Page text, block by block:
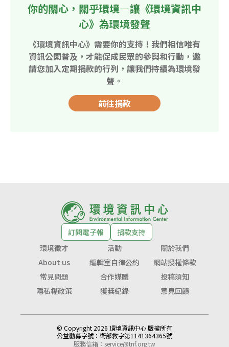
你的關心，關乎環境—讓《環境資訊中
心》為環境發聲
《環境資訊中心》需要你的支持！我們相信唯有
資訊公開普及，才能促成民眾的參與和行動，邀
請您加入定期捐款的行列，讓我們持續為環境發
聲。
前往捐款
訂閱電子報
捐款支持
環境徵才
活動
關於我們
About us
編輯室自律公約
網站授權條款
常見問題
合作媒體
投稿須知
隱私權政策
獲獎紀錄 意見回饋
© Copyright 2026 環境資訊中心 版權所有
公益勸募字號： 衛部救字第1141364365號
服務信箱： service@tnf.org.tw